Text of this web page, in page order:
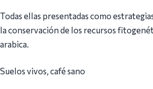
Todas ellas presentadas como
la conservación de los recursos
arabica.
Suelos vivos, café sano